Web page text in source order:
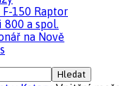
F-150 Raptor
800 a spol.
na Nově